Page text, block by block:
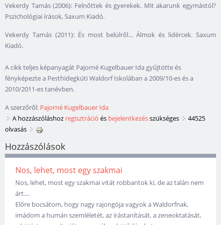
Vekerdy Tamás (2006): Felnőttek és gyerekek. Mit akarunk egymástól?
Pszichológiai írások, Saxum Kiadó.
Vekerdy Tamás (2011): És most belülről... Álmok és lidércek. Saxum
Kiadó.
A cikk teljes képanyagát Pajorné Kugelbauer Ida gyűjtötte és
fényképezte a Pesthidegkúti Waldorf Iskolában a 2009/10-es és a
2010/2011-es tanévben.
A szerzőről: Pajorné Kugelbauer Ida
A hozzászóláshoz regisztráció és bejelentkezésszükséges
44525
olvasás
Hozzászólások
Nos, lehet, most egy szakmai
Nos, lehet, most egy szakmai vitát robbantok ki, de az talán nem
árt....
Előre bocsátom, hogy nagy rajongója vagyok a Waldorfnak,
imádom a humán szemléletét, az írástanítását, a zeneoktatását,